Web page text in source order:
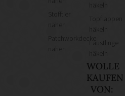
Stofftier
Patchworkdecke
häkeln
Topflappen
häkeln
Fäustlinge
häkeln
WOLLE
KAUFEN
VON: